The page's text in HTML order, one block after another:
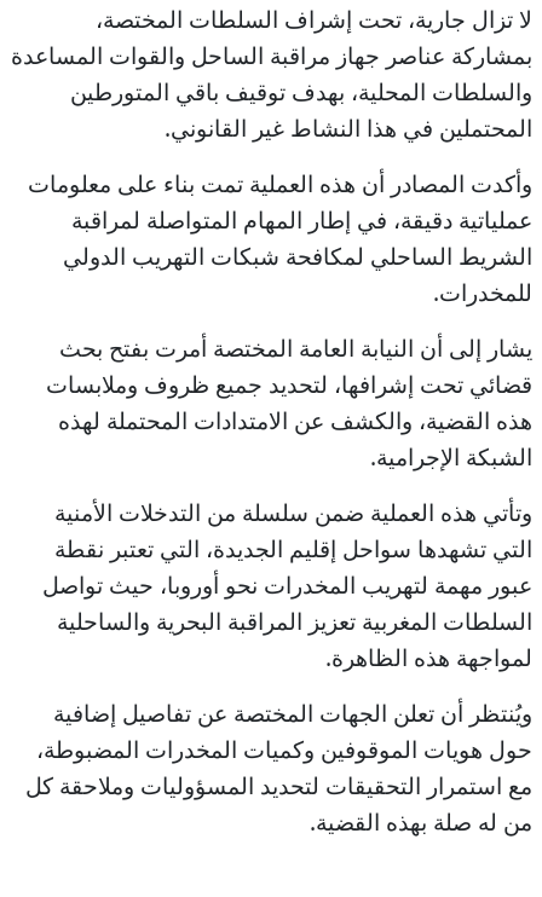
لا تزال جارية، تحت إشراف السلطات المختصة،
بمشاركة عناصر جهاز مراقبة الساحل والقوات المساعدة
والسلطات المحلية، بهدف توقيف باقي المتورطين
المحتملين في هذا النشاط غير القانوني.
وأكدت المصادر أن هذه العملية تمت بناء على معلومات
عملياتية دقيقة، في إطار المهام المتواصلة لمراقبة
الشريط الساحلي لمكافحة شبكات التهريب الدولي
للمخدرات.
يشار إلى أن النيابة العامة المختصة أمرت بفتح بحث
قضائي تحت إشرافها، لتحديد جميع ظروف وملابسات
هذه القضية، والكشف عن الامتدادات المحتملة لهذه
الشبكة الإجرامية.
وتأتي هذه العملية ضمن سلسلة من التدخلات الأمنية
التي تشهدها سواحل إقليم الجديدة، التي تعتبر نقطة
عبور مهمة لتهريب المخدرات نحو أوروبا، حيث تواصل
السلطات المغربية تعزيز المراقبة البحرية والساحلية
لمواجهة هذه الظاهرة.
ويُنتظر أن تعلن الجهات المختصة عن تفاصيل إضافية
حول هويات الموقوفين وكميات المخدرات المضبوطة،
مع استمرار التحقيقات لتحديد المسؤوليات وملاحقة كل
من له صلة بهذه القضية.